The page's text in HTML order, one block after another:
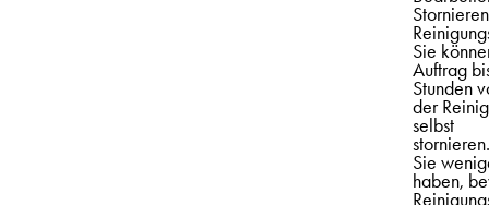
Sie
Auftrag
Stunden
der
selbst
Sie
haben,